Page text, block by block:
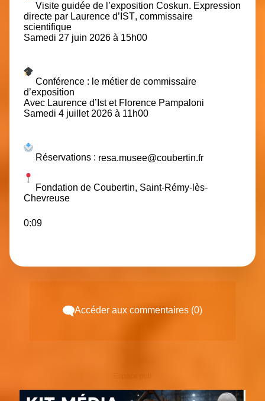
Visite guidée de l’exposition Coskun. Expression
directe par Laurence d’IST, commissaire
scientifique
Samedi 27 juin 2026 à 15h00
Conférence : le métier de commissaire
d’exposition
Avec Laurence d’Ist et Florence Pampaloni
Samedi 4 juillet 2026 à 11h00
Réservations : resa.musee@coubertin.fr
Fondation de Coubertin, Saint-Rémy-lès-
Chevreuse
0:09
Accéder aux commentaires (0)